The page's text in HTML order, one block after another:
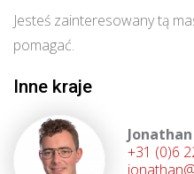
Jesteś zainteresowany tą
pomagać.
Inne kraje
+31 (0)6